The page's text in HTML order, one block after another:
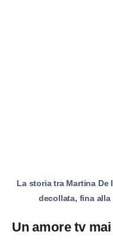
La storia tra Martina De
decollata, fina
Un amore tv